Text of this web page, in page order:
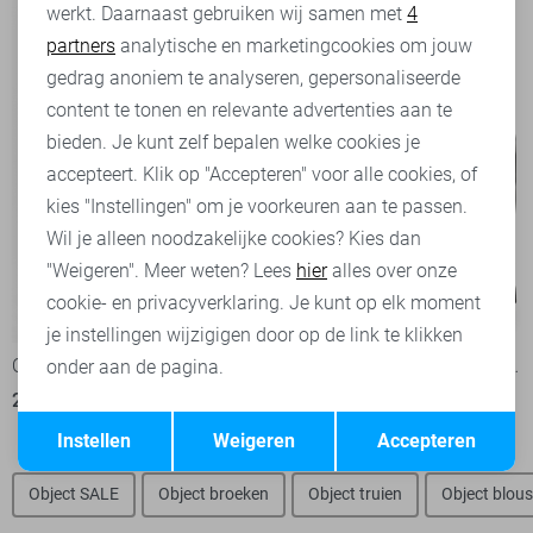
-50%
Object Korte broek
22,50
-50%
Object SALE Object broeken Object truien Object
Analytische cookies
Marketing cookies
Terug Opslaan
werkt. Daarnaast gebruiken wij samen met 4
partners analytische en marketingcookies om jouw
gedrag anoniem te analyseren, gepersonaliseerde
content te tonen en relevante advertenties aan te
bieden. Je kunt zelf bepalen welke cookies je
accepteert. Klik op "Accepteren" voor alle cookies, of
kies "Instellingen" om je voorkeuren aan te passen.
Wil je alleen noodzakelijke cookies? Kies dan
"Weigeren". Meer weten? Lees hieralles over onze
cookie- en privacyverklaring. Je kunt op elk moment
je instellingen wijzigigen door op de link te klikken
onder aan de pagina.
Accepteren
Weigeren
Instellen